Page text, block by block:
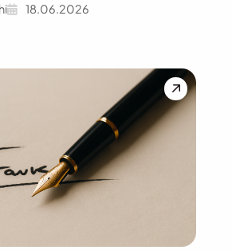
18.06.2026